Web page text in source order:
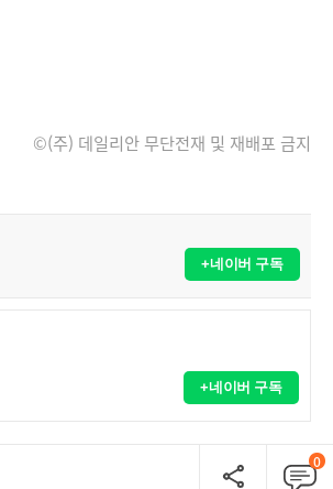
©(주) 데일리안 무단전재 및 재배포 금지
+네이버 구독
+네이버 구독
0